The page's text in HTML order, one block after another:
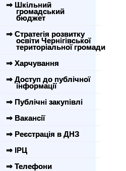
⇒ Шкільний
громадський
бюджет
⇒ Стратегія розвитку
освіти Чернігівської
територіальної громади
⇒ Харчування
⇒ Доступ до публічної
інформації
⇒ Публічні закупівлі
⇒ Вакансії
⇒ Реєстрація в ДНЗ
⇒ ІРЦ
⇒ Телефони